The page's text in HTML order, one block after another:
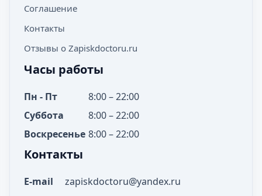
Соглашение
Контакты
Отзывы о Zapiskdoctoru.ru
Часы работы
Пн - Пт
8:00 – 22:00
Суббота
8:00 – 22:00
Воскресенье 8:00 – 22:00
Контакты
E-mail zapiskdoctoru@yandex.ru